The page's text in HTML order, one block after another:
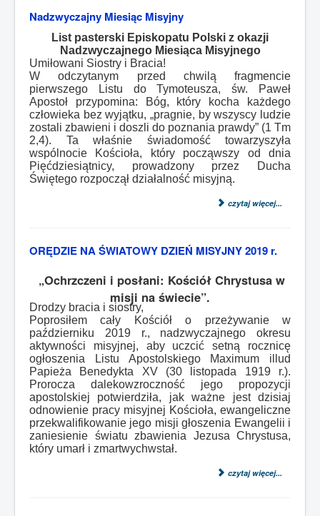
Nadzwyczajny Miesiąc Misyjny
List pasterski Episkopatu Polski z okazji
Nadzwyczajnego Miesiąca Misyjnego
Umiłowani Siostry i Bracia!
W odczytanym przed chwilą fragmencie
pierwszego Listu do Tymoteusza, św. Paweł
Apostoł przypomina: Bóg, który kocha każdego
człowieka bez wyjątku, „pragnie, by wszyscy ludzie
zostali zbawieni i doszli do poznania prawdy” (1 Tm
2,4). Ta właśnie świadomość towarzyszyła
wspólnocie Kościoła, który począwszy od dnia
Pięćdziesiątnicy, prowadzony przez Ducha
Świętego rozpoczął działalność misyjną.
czytaj więcej...
ORĘDZIE NA ŚWIATOWY DZIEŃ MISYJNY 2019 r.
„Ochrzczeni i posłani: Kościół Chrystusa w
misji na świecie”.
Drodzy bracia i siostry,
Poprosiłem cały Kościół o przeżywanie w
październiku 2019 r., nadzwyczajnego okresu
aktywności misyjnej, aby uczcić setną rocznicę
ogłoszenia Listu Apostolskiego Maximum illud
Papieża Benedykta XV (30 listopada 1919 r.).
Prorocza dalekowzroczność jego propozycji
apostolskiej potwierdziła, jak ważne jest dzisiaj
odnowienie pracy misyjnej Kościoła, ewangeliczne
przekwalifikowanie jego misji głoszenia Ewangelii i
zaniesienie światu zbawienia Jezusa Chrystusa,
który umarł i zmartwychwstał.
czytaj więcej...